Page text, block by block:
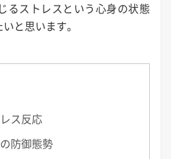
るストレスという心身の状態
と思います。
ス反応
防御態勢